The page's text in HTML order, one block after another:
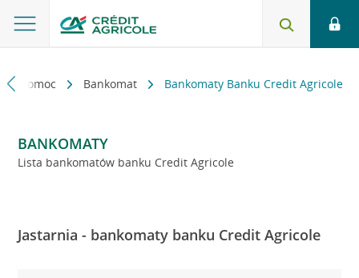
i pomoc Bankomat Bankomaty Banku Credit Agricole
BANKOMATY
Lista bankomatów banku Credit Agricole
Jastarnia - bankomaty banku Credit Agricole